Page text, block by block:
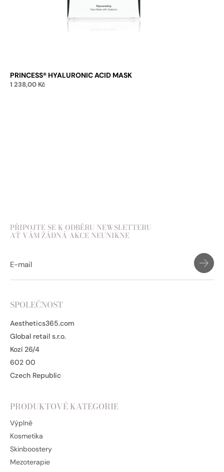
PRINCESS® HYALURONIC ACID MASK
1 238,00 Kč
PŘIPOJTE SE K ODBĚRU NEWSLETTERU
AŤ VÁM ŽÁDNÁ AKCE NEUNIKNE
SPOLEČNOST
Aesthetics365.com
Global retail s.r.o.
Kozí 26/4
602 00
Czech Republic
PRODUKTOVÉ KATEGORIE
Výplně
Kosmetika
Skinboostery
Mezoterapie